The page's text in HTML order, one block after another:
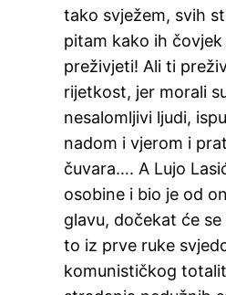
tako svježem, svih
pitam kako ih
preživjeti! Ali ti
rijetkost, jer morali
nesalomljivi ljudi,
nadom i vjerom i
čuvara…. A Lujo
osobine i bio je od
glavu, dočekat će
to iz prve ruke
komunističkog